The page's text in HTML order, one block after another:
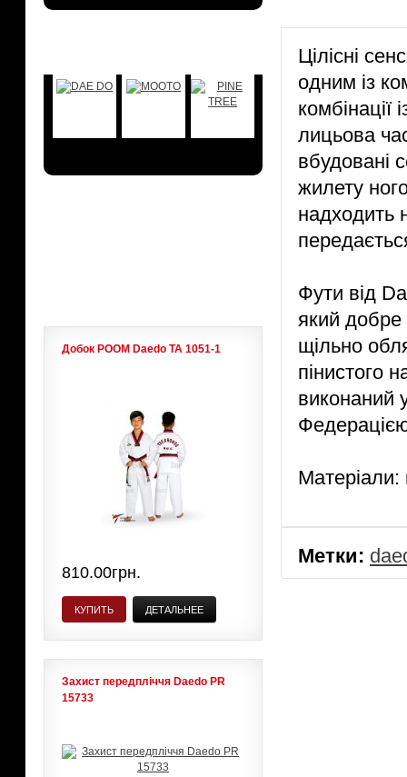
Добок POOM Daedo ТА 1051-1
810.00грн.
КУПИТЬ ДЕТАЛЬНЕЕ
Захист передпліччя Daedo PR
15733
Цілісні
одним із
лицьова
вбудовані
жилету
надходить
Фути від
який добре
щільно
пінистого
виконаний
Матеріали:
Метки: